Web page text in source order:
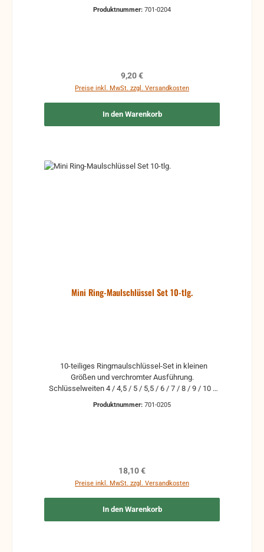
Produktnummer: 701-0204
Regulärer Preis:
9,20 €
Preise inkl. MwSt. zzgl. Versandkosten
In den Warenkorb
Mini Ring-Maulschlüssel Set 10-tlg.
Größen und verchromter Ausführung.
Schlüsselweiten 4 / 4,5 / 5 / 5,5 / 6 / 7 / 8 / 9 / 10 /
Produktnummer: 701-0205
Regulärer Preis:
18,10 €
Preise inkl. MwSt. zzgl. Versandkosten
In den Warenkorb